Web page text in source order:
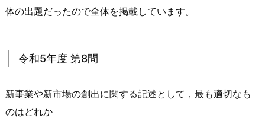
体の出題だったので全体を掲載しています。
令和5年度 第8問
新事業や新市場の創出に関する記述として，最も適切なも
のはどれか